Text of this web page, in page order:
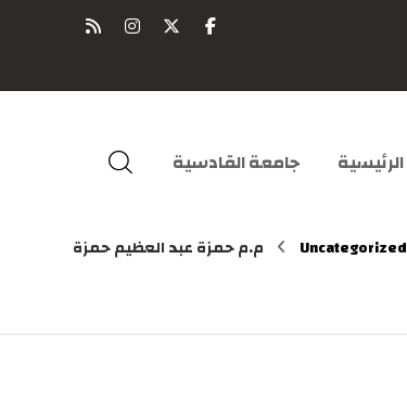
الرئيسية جامعة القادسية
Uncategorized م.م حمزة عبد العظيم حمزة